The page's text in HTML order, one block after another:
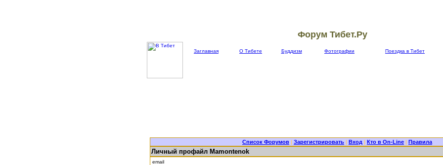
Форум Тибет.Ру
Заглавная О Тибете Буддизм Фотографии Поездка в Тибет
Список Форумов | Зарегистрировать | Вход | Кто в On-Line | Правила
Личный профайл Mamontenok
email